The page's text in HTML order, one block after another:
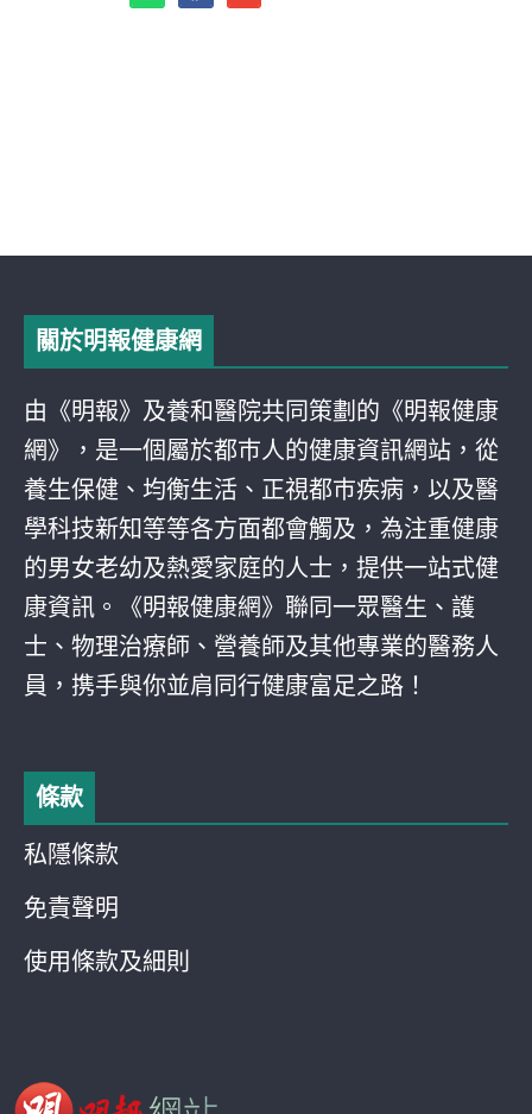
關於明報健康網
由《明報》及養和醫院共同策劃的《明報健康
網》，是一個屬於都巿人的健康資訊網站，從
養生保健、均衡生活、正視都巿疾病，以及醫
學科技新知等等各方面都會觸及，為注重健康
的男女老幼及熱愛家庭的人士，提供一站式健
康資訊。《明報健康網》聯同一眾醫生、護
士、物理治療師、營養師及其他專業的醫務人
員，携手與你並肩同行健康富足之路！
條款
私隱條款
免責聲明
使用條款及細則